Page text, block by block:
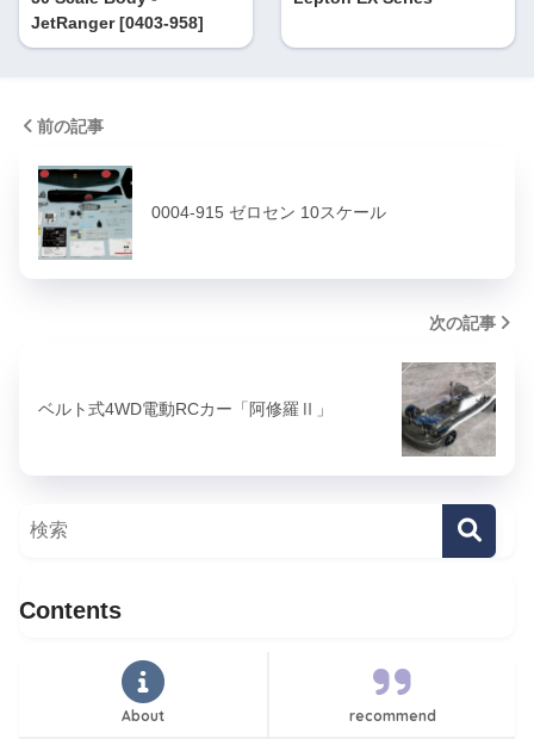
JetRanger [0403-958]
前の記事
0004-915 ゼロセン 10スケール
次の記事
ベルト式4WD電動RCカー「阿修羅Ⅱ」
Contents
About recommend